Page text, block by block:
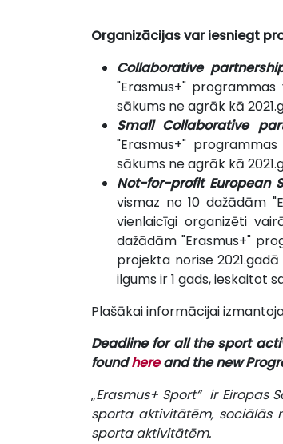
Organizācijas var iesniegt
Collaborative
"Erasmus+" programmas
sākums ne agrāk kā
Small Collaborative
"Erasmus+"
sākums ne agrāk kā
Not-for-profit European
vismaz no 10 dažādām
vienlaicīgi organizēti
dažādām "Erasmus+"
projekta norise
ilgums ir 1 gads, ieskaitot
Plašākai informācijai
Deadline for all the sport
foundhereand the new
„Erasmus+ Sport“ ir Eiropas
sporta aktivitātēm, sociālās
sporta aktivitātēm.